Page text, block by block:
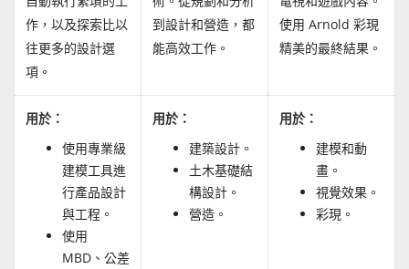
作，以及探索比以
往更多的設計選
項。
到設計和營造，都
能高效工作。
使用 Arnold 彩現
精美的最終結果。
用於：
使用專業級
建模工具進
行產品設計
與工程。
使用
MBD、公差
用於：
建築設計。
土木基礎結
構設計。
營造。
用於：
建模和動
畫。
視覺效果。
彩現。